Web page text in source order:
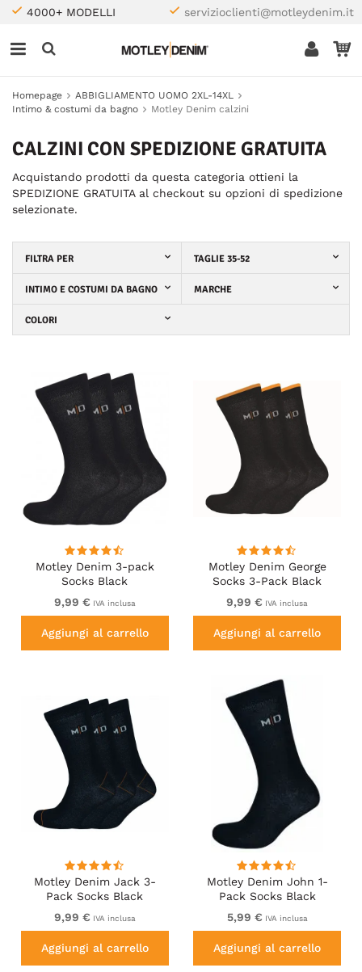
4000+ MODELLI servizioclienti@motleydenim.it
Homepage
ABBIGLIAMENTO UOMO 2XL-14XL
Intimo & costumi da bagno
Motley Denim calzini
CALZINI CON SPEDIZIONE GRATUITA
Acquistando prodotti da questa categoria ottieni la
SPEDIZIONE GRATUITA al checkout su opzioni di spedizione
selezionate.
FILTRA PER TAGLIE 35-52
INTIMO E COSTUMI DA BAGNO MARCHE
COLORI
Motley Denim 3-pack
Socks Black
9,99 € IVA inclusa
Aggiungi al carrello
Motley Denim George
Socks 3-Pack Black
9,99 € IVA inclusa
Aggiungi al carrello
Motley Denim Jack 3-
Pack Socks Black
9,99 € IVA inclusa
Aggiungi al carrello
Motley Denim John 1-
Pack Socks Black
5,99 € IVA inclusa
Aggiungi al carrello